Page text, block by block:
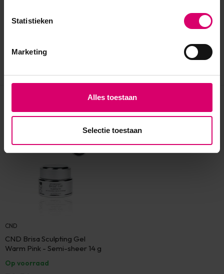
Statistieken
Marketing
Alles toestaan
Selectie toestaan
CND
CND Brisa Sculpting Gel
Warm Pink - Semi-sheer 14 g
Op voorraad